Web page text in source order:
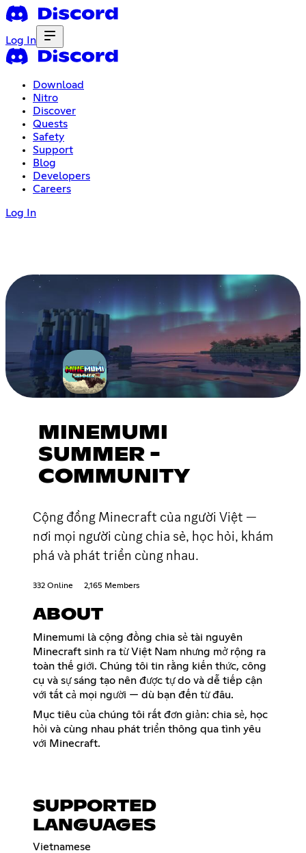
Log In
Download
Nitro
Discover
Quests
Safety
Support
Blog
Developers
Careers
Log In
MINEMUMI
SUMMER -
COMMUNITY
Cộng đồng Minecraft của người Việt —
nơi mọi người cùng chia sẻ, học hỏi, khám
phá và phát triển cùng nhau.
332 Online 2,165 Members
ABOUT
Minemumi là cộng đồng chia sẻ tài nguyên
Minecraft sinh ra từ Việt Nam nhưng mở rộng ra
toàn thế giới. Chúng tôi tin rằng kiến thức, công
cụ và sự sáng tạo nên được tự do và dễ tiếp cận
với tất cả mọi người — dù bạn đến từ đâu.
Mục tiêu của chúng tôi rất đơn giản: chia sẻ, học
hỏi và cùng nhau phát triển thông qua tình yêu
với Minecraft.
SUPPORTED
LANGUAGES
Vietnamese